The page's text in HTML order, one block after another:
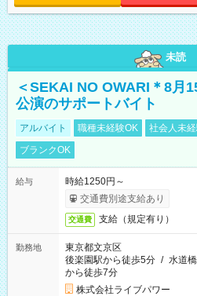
未読
＜SEKAI NO OWARI＊8月
公演のサポートバイト
アルバイト 職種未経験OK 社会人未
ブランクOK
給与
時給1250円～
交通費別途支給あり
交通費 支給（規定有り）
勤務地
東京都文京区
後楽園駅から徒歩5分 / 水道
から徒歩7分
株式会社ライブパワー